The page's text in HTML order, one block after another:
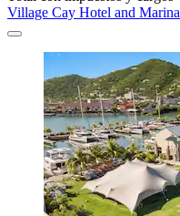
Village Cay Hotel and Marina